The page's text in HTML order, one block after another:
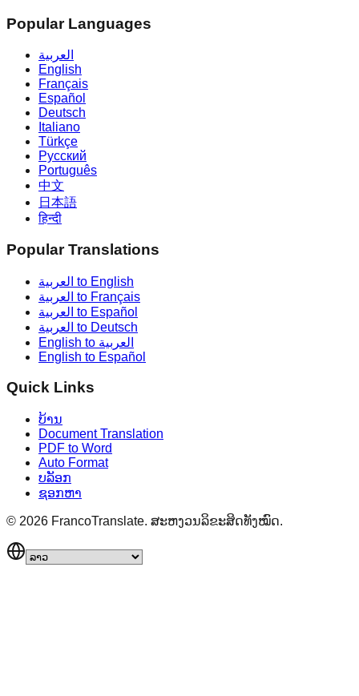
Popular Languages
العربية
English
Français
Español
Deutsch
Italiano
Türkçe
Русский
Português
中文
日本語
हिन्दी
Popular Translations
العربية to English
العربية to Français
العربية to Español
العربية to Deutsch
English to العربية
English to Español
Quick Links
ບ້ານ
Document Translation
PDF to Word
Auto Format
ບລັອກ
ຊອກຫາ
© 2026 FrancoTranslate. ສະຫງວນລິຂະສິດທັງໝົດ.